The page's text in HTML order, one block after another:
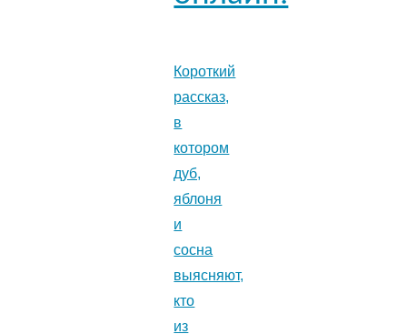
Короткий
рассказ,
в
котором
дуб,
яблоня
и
сосна
выясняют,
кто
из